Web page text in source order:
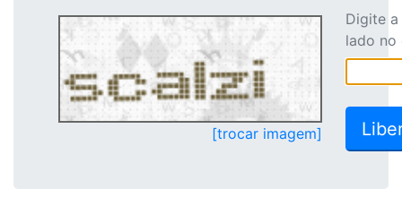
[trocar imagem]
Digite
lado no